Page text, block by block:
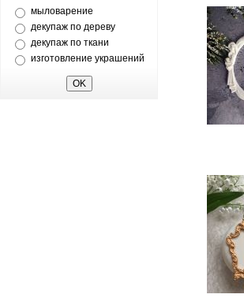
мыловарение
декупаж по дереву
декупаж по ткани
изготовление украшений